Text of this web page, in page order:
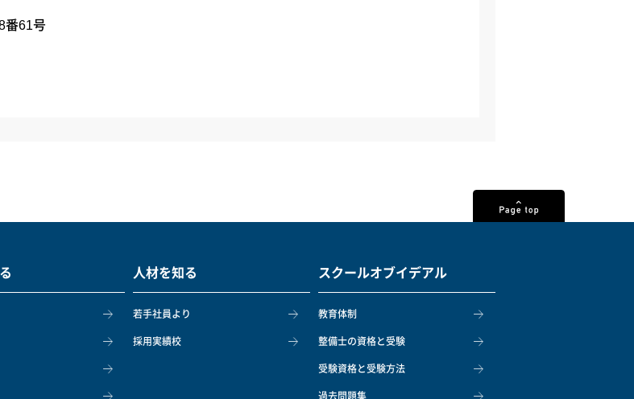
番61号
人材を知る
若手社員より
採用実績校
スクールオブイデアル
教育体制
整備士の資格と受験
受験資格と受験方法
過去問題集